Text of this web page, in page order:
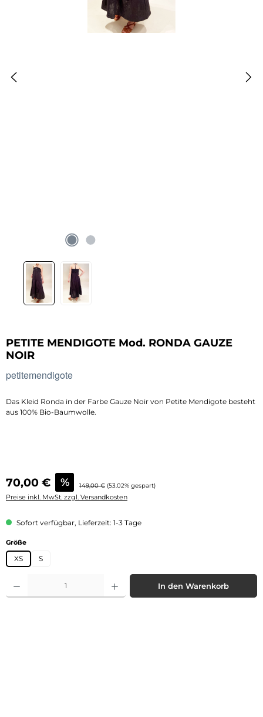
PETITE MENDIGOTE Mod. RONDA GAUZE
NOIR
petitemendigote
Das Kleid Ronda in der Farbe Gauze Noir von Petite Mendigote besteht
aus 100% Bio-Baumwolle.
Verkaufspreis:
70,00 € % Regulärer Preis:
149,00 € (53.02% gespart)
Preise inkl. MwSt. zzgl. Versandkosten
Sofort verfügbar, Lieferzeit: 1-3 Tage
Größeauswählen
XS S
Produkt Anzahl: Gib den gewünschten Wert ein oder benutze die
In den Warenkorb